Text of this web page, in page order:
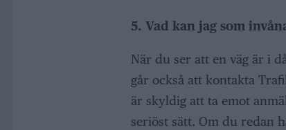
5. Vad kan jag som
När du ser att en väg är i
går också att kontakta
är skyldig att ta emot
seriöst sätt. Om du redan